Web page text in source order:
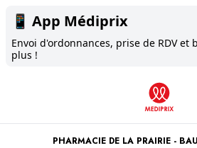
📱 App Médiprix
Envoi d'ordonnances, prise de RDV et
plus !
PHARMACIE DE LA PRAIRIE -